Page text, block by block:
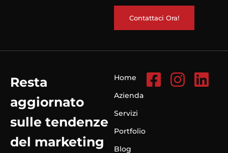
Contattaci Ora!
Resta
aggiornato
sulle tendenze
del marketing
Home
Azienda
Servizi
Portfolio
Blog